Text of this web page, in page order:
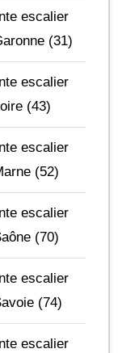
escalier
(31)
escalier
(43)
escalier
(52)
escalier
(70)
escalier
(74)
escalier